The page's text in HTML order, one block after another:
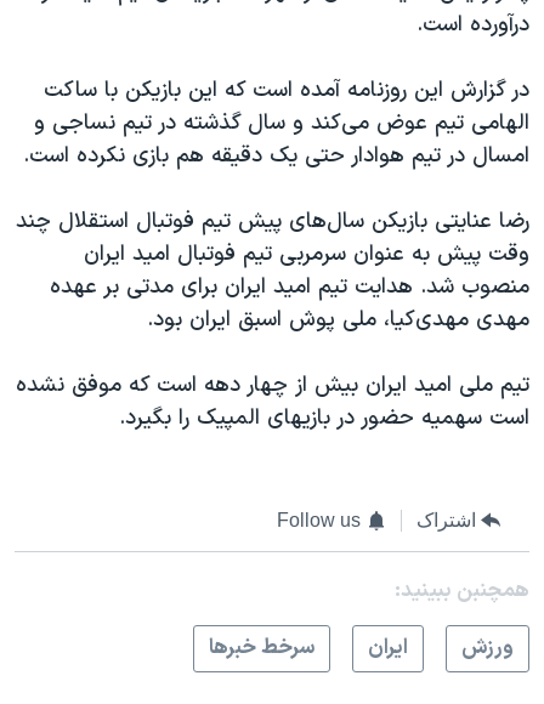
درآورده است.
در گزارش این روزنامه آمده است که این بازیکن با ساکت
الهامی تیم عوض می‌کند و سال گذشته در تیم نساجی و
امسال در تیم هوادار حتی یک دقیقه هم بازی نکرده است.
رضا عنایتی بازیکن سال‌های پیش تیم فوتبال استقلال چند
وقت پیش به عنوان سرمربی تیم فوتبال امید ایران
منصوب شد. هدایت تیم امید ایران برای مدتی بر عهده
مهدی مهدی‌کیا، ملی پوش اسبق ایران بود.
تیم ملی امید ایران بیش از چهار دهه است که موفق نشده
است سهمیه حضور در بازیهای المپیک را بگیرد.
اشتراک Follow us
همچنبن ببینید:
ورزش
ايران سرخط خبرها